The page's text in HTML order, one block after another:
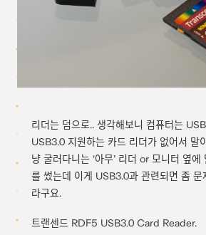
리더는 덤으로.. 생각해보니 컴퓨터는
USB3.0 지원하는 카드 리더가 없어서 말
냥 굴러다니는 ‘아무’ 리더 or 모니터 옆에
를 썼는데 이게 USB3.0과 관련되면 좀 문
라구요.
트랜센드 RDF5 USB3.0 Card Reader.